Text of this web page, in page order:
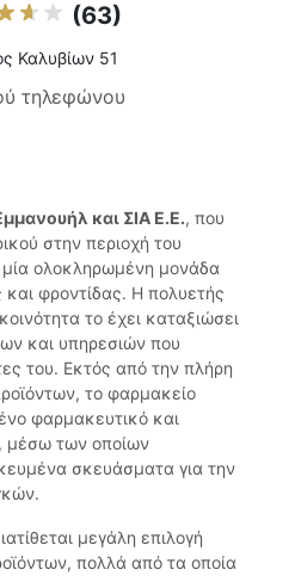
(63)
Καλυβίων 51
τηλεφώνου
και ΣΙΑ Ε.Ε., που
στην περιοχή του
μία ολοκληρωμένη μονάδα
φροντίδας. Η πολυετής
το έχει καταξιώσει
και υπηρεσιών που
του. Εκτός από την πλήρη
το φαρμακείο
φαρμακευτικό και
μέσω των οποίων
σκευάσματα για την
μεγάλη επιλογή
πολλά από τα οποία